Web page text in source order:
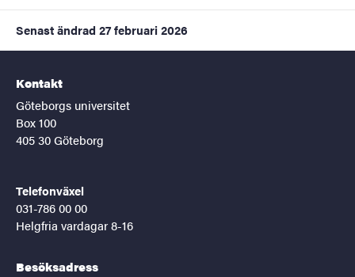
Senast ändrad 27 februari 2026
Kontakt
Göteborgs universitet
Box 100
405 30 Göteborg
Telefonväxel
031-786 00 00
Helgfria vardagar 8-16
Besöksadress